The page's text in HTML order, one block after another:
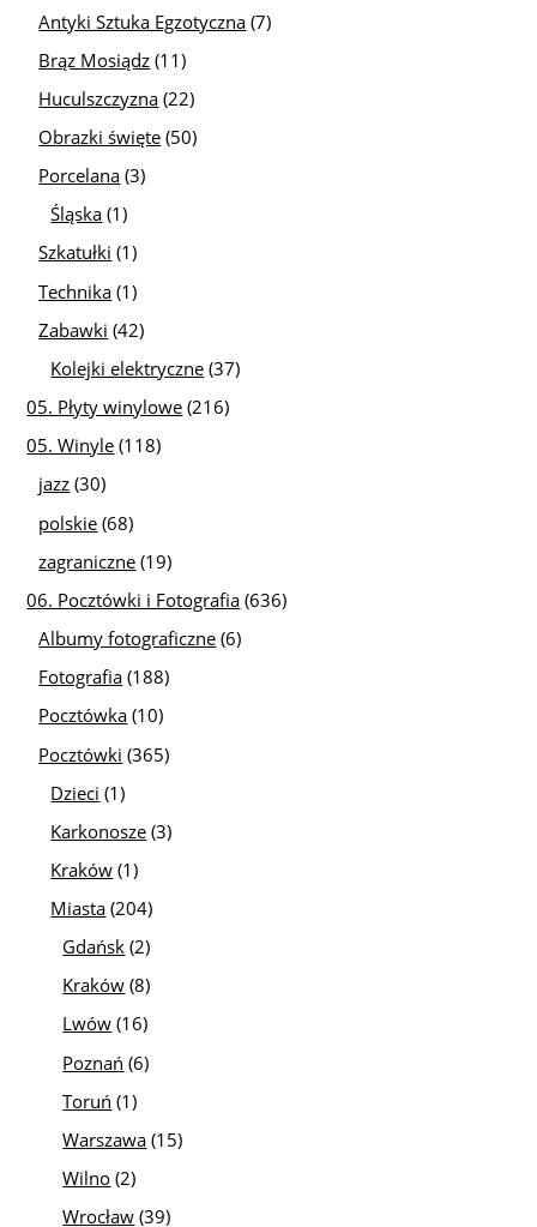
Antyki Sztuka Egzotyczna (7)
Brąz Mosiądz (11)
Huculszczyzna (22)
Obrazki święte (50)
Porcelana (3)
Śląska (1)
Szkatułki (1)
Technika (1)
Zabawki (42)
Kolejki elektryczne (37)
05. Płyty winylowe (216)
05. Winyle (118)
jazz (30)
polskie (68)
zagraniczne (19)
06. Pocztówki i Fotografia (636)
Albumy fotograficzne (6)
Fotografia (188)
Pocztówka (10)
Pocztówki (365)
Dzieci (1)
Karkonosze (3)
Kraków (1)
Miasta (204)
Gdańsk (2)
Kraków (8)
Lwów (16)
Poznań (6)
Toruń (1)
Warszawa (15)
Wilno (2)
Wrocław (39)